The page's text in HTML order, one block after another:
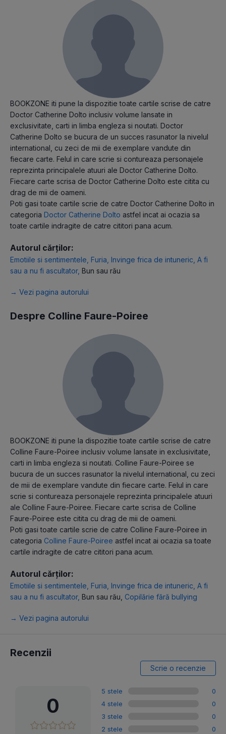
BOOKZONE iti pune la dispozitie toate cartile scrise de catre
Doctor Catherine Dolto inclusiv volume lansate in
exclusivitate, carti in limba engleza si noutati. Doctor
Catherine Dolto se bucura de un succes rasunator la nivelul
international, cu zeci de mii de exemplare vandute din
fiecare carte. Felul in care scrie si contureaza personajele
reprezinta principalele atuuri ale Doctor Catherine Dolto.
Fiecare carte scrisa de Doctor Catherine Dolto este citita cu
drag de mii de oameni.
Poti gasi toate cartile scrie de catre Doctor Catherine Dolto in
categoria Doctor Catherine Dolto astfel incat ai ocazia sa
toate cartile indragite de catre cititori pana acum.
Autorul cărților:
Emotiile si sentimentele Furia Invinge frica de intuneric A fi
sau a nu fi ascultator, Bun sau rău
→ Vezi pagina autorului
Despre Colline Faure-Poiree
BOOKZONE iti pune la dispozitie toate cartile scrise de catre
Colline Faure-Poiree inclusiv volume lansate in exclusivitate,
carti in limba engleza si noutati. Colline Faure-Poiree se
bucura de un succes rasunator la nivelul international, cu zeci
de mii de exemplare vandute din fiecare carte. Felul in care
scrie si contureaza personajele reprezinta principalele atuuri
ale Colline Faure-Poiree. Fiecare carte scrisa de Colline
Faure-Poiree este citita cu drag de mii de oameni.
Poti gasi toate cartile scrie de catre Colline Faure-Poiree in
categoria Colline Faure-Poiree astfel incat ai ocazia sa toate
cartile indragite de catre cititori pana acum.
Autorul cărților:
Emotiile si sentimentele Furia Invinge frica de intuneric A fi
sau a nu fi ascultator, Bun sau rău Copilărie fără bullying
→ Vezi pagina autorului
Recenzii
Scrie o recenzie
0
5 stele
0
4 stele
0
3 stele
0
2 stele
0